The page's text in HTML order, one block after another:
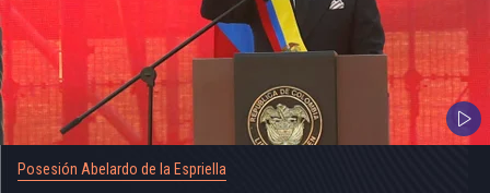
Posesión Abelardo de la Espriella